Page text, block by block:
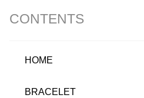
CONTENTS
HOME
BRACELET